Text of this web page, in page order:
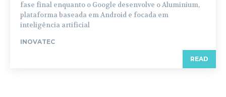
fase final enquanto o Google desenvolve o Aluminium,
plataforma baseada em Android e focada em
inteligência artificial
INOVATEC
READ